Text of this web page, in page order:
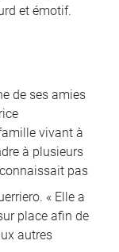
et émotif.
de ses amies
vivant à
à plusieurs
pas
« Elle a
place afin de
autres